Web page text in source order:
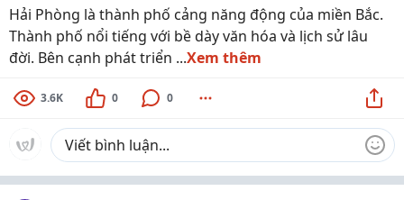
Hải Phòng là thành phố cảng năng động của miền Bắc.
Thành phố nổi tiếng với bề dày văn hóa và lịch sử lâu
đời. Bên cạnh phát triển ...Xem thêm
3.6K 0 0